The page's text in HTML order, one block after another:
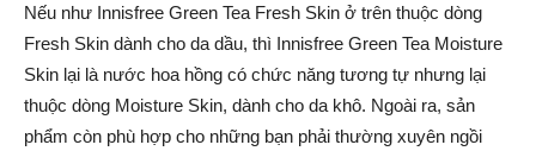
Nếu như Innisfree Green Tea Fresh Skin ở trên thuộc dòng
Fresh Skin dành cho da dầu, thì Innisfree Green Tea Moisture
Skin lại là nước hoa hồng có chức năng tương tự nhưng lại
thuộc dòng Moisture Skin, dành cho da khô. Ngoài ra, sản
phẩm còn phù hợp cho những bạn phải thường xuyên ngồi